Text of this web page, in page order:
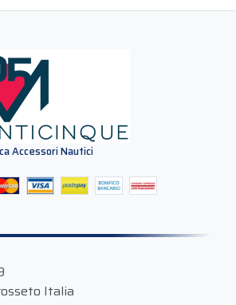
Accessori Nautici
Italia